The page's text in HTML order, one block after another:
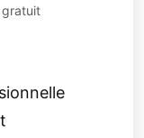
gratuit